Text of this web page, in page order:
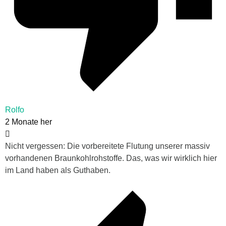
Rolfo
2 Monate her
Nicht vergessen: Die vorbereitete Flutung unserer massiv
vorhandenen Braunkohlrohstoffe. Das, was wir wirklich hier
im Land haben als Guthaben.